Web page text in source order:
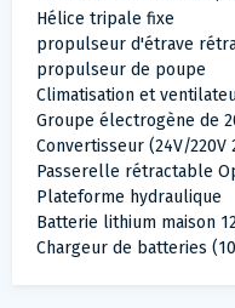
Hélice tripale fixe
propulseur d'étrave
propulseur de poupe
Climatisation et
Groupe électrogène de
Convertisseur (24V/220V
Passerelle rétractable
Plateforme hydraulique
Batterie lithium maison
Chargeur de batteries